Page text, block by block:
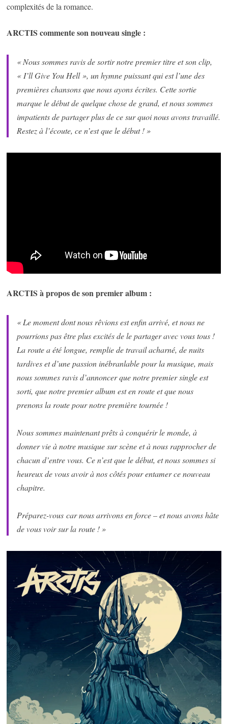
complexités de la romance.
ARCTIS commente son nouveau single :
« Nous sommes ravis de sortir notre premier titre et son clip,
« I’ll Give You Hell », un hymne puissant qui est l’une des
premières chansons que nous ayons écrites. Cette sortie
marque le début de quelque chose de grand, et nous sommes
impatients de partager plus de ce sur quoi nous avons travaillé.
Restez à l’écoute, ce n’est que le début ! »
ARCTIS à propos de son premier album :
« Le moment dont nous rêvions est enfin arrivé, et nous ne
pourrions pas être plus excités de le partager avec vous tous !
La route a été longue, remplie de travail acharné, de nuits
tardives et d’une passion inébranlable pour la musique, mais
nous sommes ravis d’annoncer que notre premier single est
sorti, que notre premier album est en route et que nous
prenons la route pour notre première tournée !
Nous sommes maintenant prêts à conquérir le monde, à
donner vie à notre musique sur scène et à nous rapprocher de
chacun d’entre vous. Ce n’est que le début, et nous sommes si
heureux de vous avoir à nos côtés pour entamer ce nouveau
chapitre.
Préparez-vous car nous arrivons en force – et nous avons hâte
de vous voir sur la route ! »